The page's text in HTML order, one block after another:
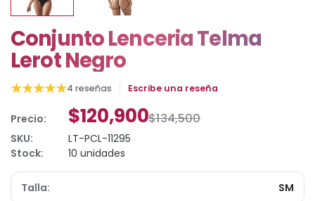
Conjunto Lenceria Telma
Lerot Negro
★★★★★4 reseñas Escribe una reseña
Precio: $120,900$134,500
SKU:
LT-PCL-11295
Stock:
10 unidades
Talla: SM